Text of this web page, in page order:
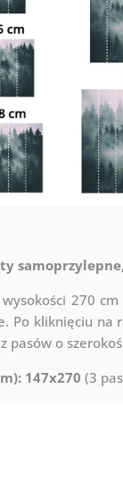
270
Po kliknięciu na
pasów o
147x270 (3